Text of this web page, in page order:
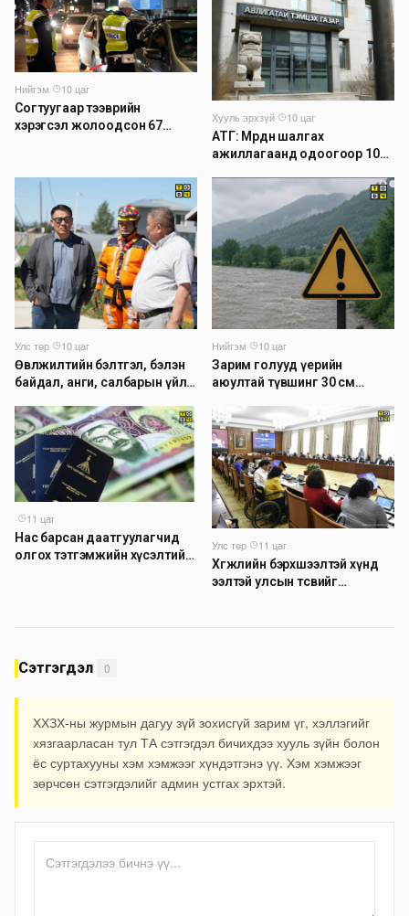
Нийгэм·
10 цаг
Согтуугаар тээврийн
хэрэгсэл жолоодсон 67
Хууль эрхзүй·
10 цаг
АТГ: Мөрдөн шалгах
ажиллагаанд одоогоор 1026
Улс төр·
10 цаг
Өвөлжилтийн бэлтгэл, бэлэн
байдал, анги, салбарын үйл
Нийгэм·
10 цаг
Зарим голууд үерийн
аюултай түвшинг 30 см
·
11 цаг
Нас барсан даатгуулагчид
олгох тэтгэмжийн хүсэлтийг
Улс төр·
11 цаг
Хөгжлийн бэрхшээлтэй хүнд
ээлтэй улсын төсвийг
Сэтгэгдэл 0
ХХЗХ-ны журмын дагуу зүй зохисгүй зарим үг, хэллэгийг
хязгаарласан тул ТА сэтгэгдэл бичихдээ хууль зүйн болон
ёс суртахууны хэм хэмжээг хүндэтгэнэ үү. Хэм хэмжээг
зөрчсөн сэтгэгдэлийг админ устгах эрхтэй.